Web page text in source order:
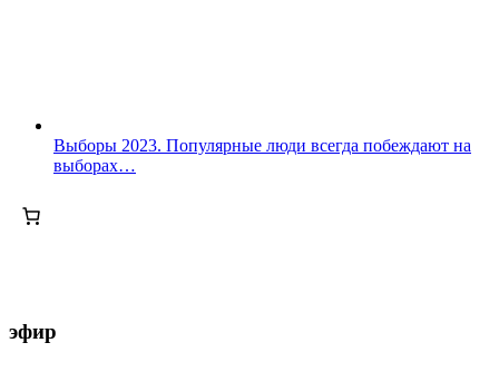
Выборы 2023. Популярные люди всегда побеждают на
выборах…
эфир